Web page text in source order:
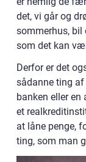
det, vi går og
sommerhus, bil
som det kan
Derfor er det
sådanne ting af
banken eller en
et
at låne penge,
ting, som man